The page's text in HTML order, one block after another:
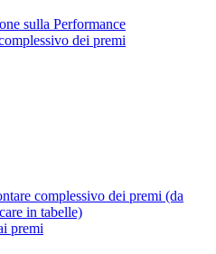
sulla Performance
dei premi
complessivo dei premi (da
in tabelle)
premi